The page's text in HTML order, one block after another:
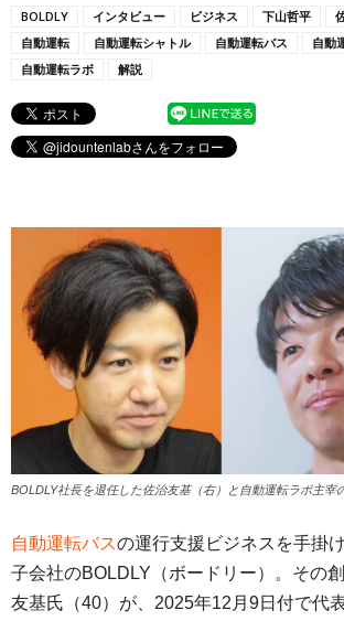
BOLDLY インタビュー ビジネス 下山哲平
自動運転
自動運転シャトル 自動運転バス
自動
自動運転ラボ
解説
BOLDLY社長を退任した佐治友基（右）と自動運転ラボ主宰
自動運転バスの運行支援ビジネスを手掛
子会社のBOLDLY（ボードリー）。その
友基氏（40）が、2025年12月9日付で代